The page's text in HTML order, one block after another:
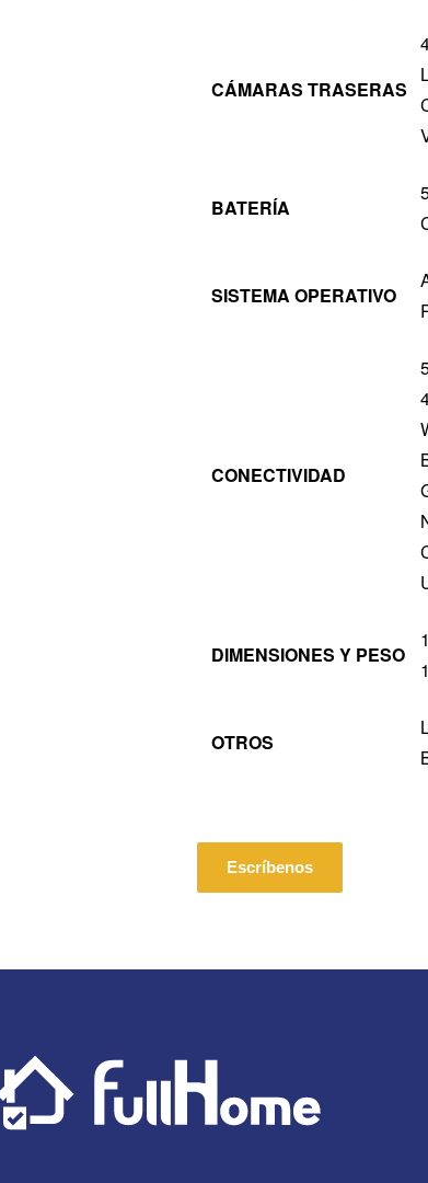
CÁMARAS TRASERAS
BATERÍA
SISTEMA OPERATIVO
CONECTIVIDAD
DIMENSIONES Y PESO
OTROS
Escríbenos